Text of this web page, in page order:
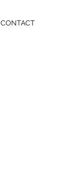
CONTACT